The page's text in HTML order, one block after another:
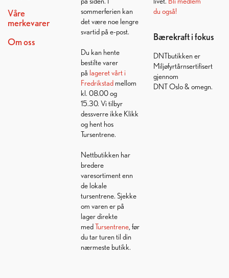
Våre
merkevarer
Om oss
sommerferien kan
det være noe lengre
svartid på e-post.
Du kan hente
bestilte varer
på lageret vårt i
Fredrikstadmellom
kl. 08.00 og
15.30. Vi tilbyr
dessverre ikke Klikk
og hent hos
Tursentrene.
Nettbutikken har
bredere
varesortiment enn
de lokale
tursentrene. Sjekke
om varen er på
lager direkte
medTursentrene, før
du tar turen til din
nærmeste butikk.
du også!
Bærekraft i fokus
DNTbutikken er
Miljøfyrtårnsertifisert
gjennom
DNT Oslo & omegn.